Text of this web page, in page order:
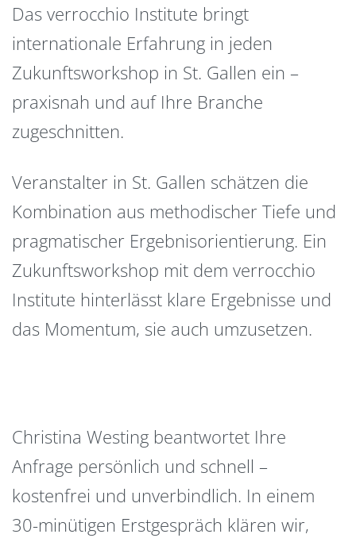
Das verrocchio Institute bringt
internationale Erfahrung in jeden
Zukunftsworkshop in St. Gallen ein –
praxisnah und auf Ihre Branche
zugeschnitten.
Veranstalter in St. Gallen schätzen die
Kombination aus methodischer Tiefe und
pragmatischer Ergebnisorientierung. Ein
Zukunftsworkshop mit dem verrocchio
Institute hinterlässt klare Ergebnisse und
das Momentum, sie auch umzusetzen.
Christina Westing beantwortet Ihre
Anfrage persönlich und schnell –
kostenfrei und unverbindlich. In einem
30-minütigen Erstgespräch klären wir,